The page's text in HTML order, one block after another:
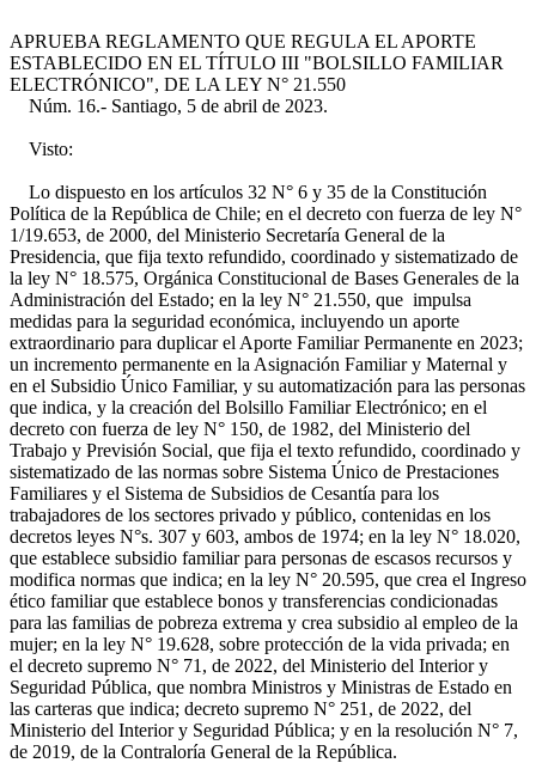
APRUEBA REGLAMENTO QUE REGULA EL APORTE
ESTABLECIDO EN EL TÍTULO III "BOLSILLO FAMILIAR
ELECTRÓNICO", DE LA LEY N° 21.550
Núm. 16.- Santiago, 5 de abril de 2023.
Visto:
Lo dispuesto en los artículos 32 N° 6 y 35 de la Constitución
Política de la República de Chile; en el decreto con fuerza de ley N°
1/19.653, de 2000, del Ministerio Secretaría General de la
Presidencia, que fija texto refundido, coordinado y sistematizado de
la ley N° 18.575, Orgánica Constitucional de Bases Generales de la
Administración del Estado; en la ley N° 21.550, que impulsa
medidas para la seguridad económica, incluyendo un aporte
extraordinario para duplicar el Aporte Familiar Permanente en 2023;
un incremento permanente en la Asignación Familiar y Maternal y
en el Subsidio Único Familiar, y su automatización para las personas
que indica, y la creación del Bolsillo Familiar Electrónico; en el
decreto con fuerza de ley N° 150, de 1982, del Ministerio del
Trabajo y Previsión Social, que fija el texto refundido, coordinado y
sistematizado de las normas sobre Sistema Único de Prestaciones
Familiares y el Sistema de Subsidios de Cesantía para los
trabajadores de los sectores privado y público, contenidas en los
decretos leyes N°s. 307 y 603, ambos de 1974; en la ley N° 18.020,
que establece subsidio familiar para personas de escasos recursos y
modifica normas que indica; en la ley N° 20.595, que crea el Ingreso
ético familiar que establece bonos y transferencias condicionadas
para las familias de pobreza extrema y crea subsidio al empleo de la
mujer; en la ley N° 19.628, sobre protección de la vida privada; en
el decreto supremo N° 71, de 2022, del Ministerio del Interior y
Seguridad Pública, que nombra Ministros y Ministras de Estado en
las carteras que indica; decreto supremo N° 251, de 2022, del
Ministerio del Interior y Seguridad Pública; y en la resolución N° 7,
de 2019, de la Contraloría General de la República.